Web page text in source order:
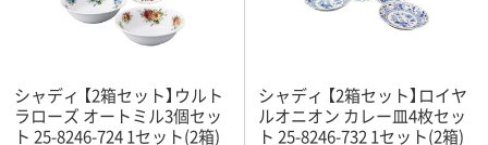
シャディ 【2箱セット】ウルト
ラローズ オートミル3個セッ
ト 25-8246-724 1セット(2箱)
シャディ 【2箱セット】ロイヤ
ルオニオン カレー皿4枚セッ
ト 25-8246-732 1セット(2箱)